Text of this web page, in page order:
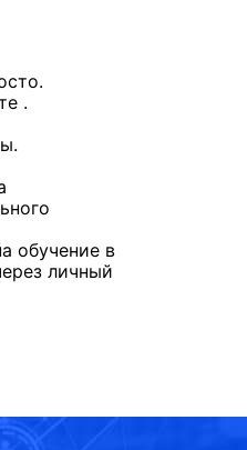
.
обучение в
личный